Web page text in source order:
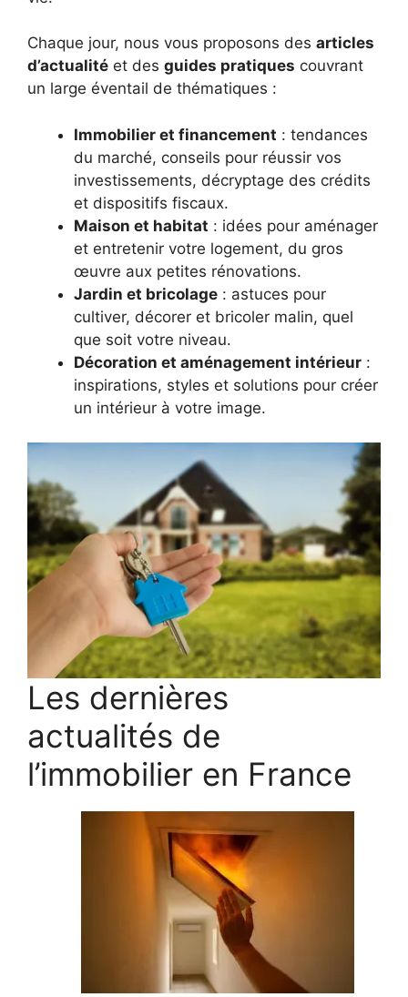
Chaque jour, nous vous proposons des articles
d’actualité et des guides pratiques couvrant
un large éventail de thématiques :
Immobilier et financement : tendances
du marché, conseils pour réussir vos
investissements, décryptage des crédits
et dispositifs fiscaux.
Maison et habitat : idées pour aménager
et entretenir votre logement, du gros
œuvre aux petites rénovations.
Jardin et bricolage : astuces pour
cultiver, décorer et bricoler malin, quel
que soit votre niveau.
Décoration et aménagement intérieur :
inspirations, styles et solutions pour créer
un intérieur à votre image.
Les dernières
actualités de
l’immobilier en France